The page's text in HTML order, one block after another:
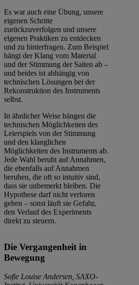
Es war auch eine Übung, unsere
eigenen Schritte
zurückzuverfolgen und unsere
eigenen Praktiken zu entdecken
und zu hinterfragen. Zum Beispiel
hängt der Klang vom Material
und der Stimmung der Saiten ab –
und beides ist abhängig von
technischen Lösungen bei der
Rekonstruktion des Instruments
selbst.
In ähnlicher Weise hängen die
technischen Möglichkeiten des
Leierspiels von der Stimmung
und den klanglichen
Möglichkeiten des Instruments ab.
Jede Wahl beruht auf Annahmen,
die ebenfalls auf Annahmen
beruhen, die oft so intuitiv sind,
dass sie unbemerkt bleiben. Die
Hypothese darf nicht verloren
gehen – sonst läuft sie Gefahr,
den Verlauf des Experiments
direkt zu steuern.
Die Vergangenheit in
Bewegung
Sofie Louise Andersen, SAXO-